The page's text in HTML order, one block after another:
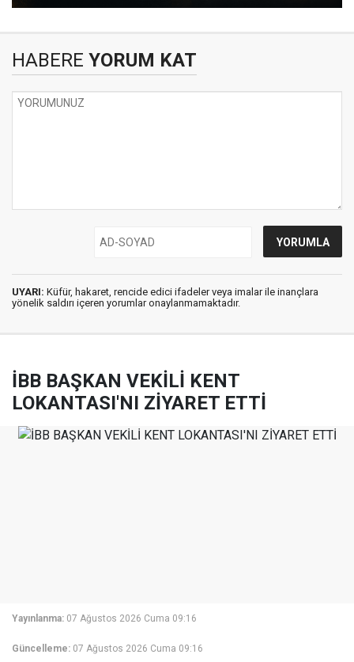
HABERE YORUM KAT
UYARI: Küfür, hakaret, rencide edici ifadeler veya imalar ile inançlara
yönelik saldırı içeren yorumlar onaylanmamaktadır.
İBB BAŞKAN VEKİLİ KENT
LOKANTASI'NI ZİYARET ETTİ
Yayınlanma: 07 Ağustos 2026 Cuma 09:16
Güncelleme: 07 Ağustos 2026 Cuma 09:16